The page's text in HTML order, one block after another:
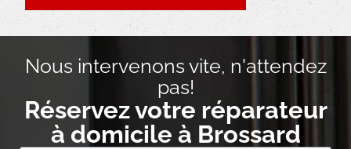
Nous intervenons vite, n'attendez
pas!
Réservez votre réparateur
à domicile à Brossard